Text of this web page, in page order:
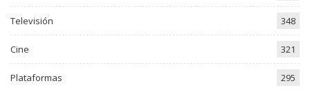
Televisión 348
Cine 321
Plataformas 295